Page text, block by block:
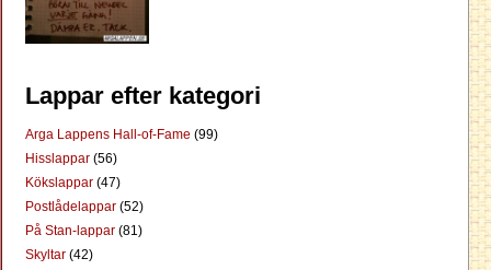
Lappar efter kategori
Arga Lappens Hall-of-Fame (99)
Hisslappar (56)
Kökslappar (47)
Postlådelappar (52)
På Stan-lappar (81)
Skyltar (42)